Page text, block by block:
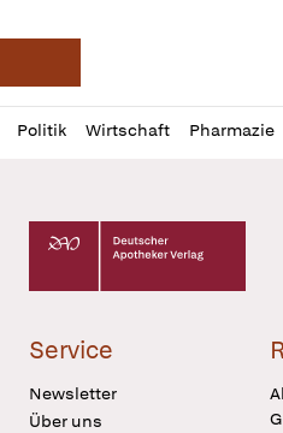
Deutsche Apotheker
Politik Wirtschaft Pharmazie
Profil
öffnen
Daz
Pur
Deutscher Apotheker Verlag
Service
Newsletter
Über uns